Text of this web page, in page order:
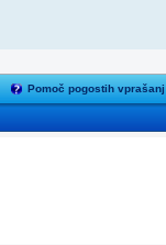
Pomoč pogostih vprašanj